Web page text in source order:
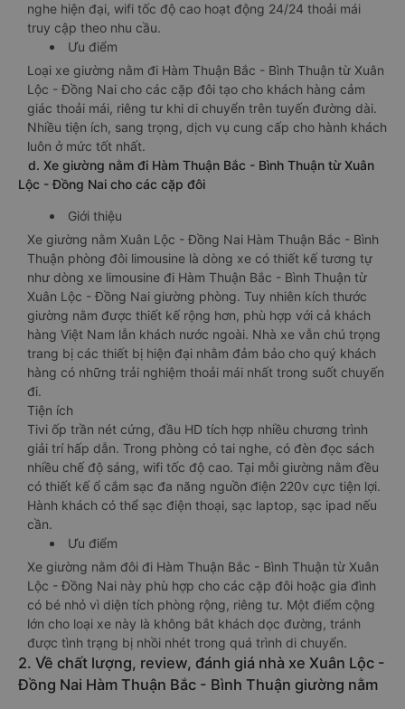
sáng để hành khách điều chỉnh theo nhu cầu của mình.Ổ
cắm sạc được thiết kế ngay bên cạnh chỗ nằm, bàn làm
việc mini, hộc để cốc chén, nước uống đầy đủ tiện ích. Tai
nghe hiện đại, wifi tốc độ cao hoạt động 24/24 thoải mái
truy cập theo nhu cầu.
Ưu điểm
Loại xe giường nằm đi Hàm Thuận Bắc - Bình Thuận từ Xuân
Lộc - Đồng Nai cho các cặp đôi tạo cho khách hàng cảm
giác thoải mái, riêng tư khi di chuyển trên tuyến đường dài.
Nhiều tiện ích, sang trọng, dịch vụ cung cấp cho hành khách
luôn ở mức tốt nhất.
d. Xe giường nằm đi Hàm Thuận Bắc - Bình Thuận từ Xuân
Lộc - Đồng Nai cho các cặp đôi
Giới thiệu
Xe giường nằm Xuân Lộc - Đồng Nai Hàm Thuận Bắc - Bình
Thuận phòng đôi limousine là dòng xe có thiết kế tương tự
như dòng xe limousine đi Hàm Thuận Bắc - Bình Thuận từ
Xuân Lộc - Đồng Nai giường phòng. Tuy nhiên kích thước
giường nằm được thiết kế rộng hơn, phù hợp với cả khách
hàng Việt Nam lẫn khách nước ngoài. Nhà xe vẫn chú trọng
trang bị các thiết bị hiện đại nhằm đảm bảo cho quý khách
hàng có những trải nghiệm thoải mái nhất trong suốt chuyến
đi.
Tiện ích
Tivi ốp trần nét cứng, đầu HD tích hợp nhiều chương trình
giải trí hấp dẫn. Trong phòng có tai nghe, có đèn đọc sách
nhiều chế độ sáng, wifi tốc độ cao. Tại mỗi giường nằm đều
có thiết kế ổ cắm sạc đa năng nguồn điện 220v cực tiện lợi.
Hành khách có thể sạc điện thoại, sạc laptop, sạc ipad nếu
cần.
Ưu điểm
Xe giường nằm đôi đi Hàm Thuận Bắc - Bình Thuận từ Xuân
Lộc - Đồng Nai này phù hợp cho các cặp đôi hoặc gia đình
có bé nhỏ vì diện tích phòng rộng, riêng tư. Một điểm cộng
lớn cho loại xe này là không bắt khách dọc đường, tránh